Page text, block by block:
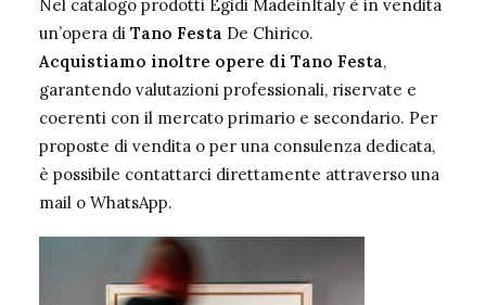
Nel catalogo prodotti Egidi MadeinItaly è in vendita
un’opera di Tano Festa De Chirico.
Acquistiamo inoltre opere di Tano Festa,
garantendo valutazioni professionali, riservate e
coerenti con il mercato primario e secondario. Per
proposte di vendita o per una consulenza dedicata,
è possibile contattarci direttamente attraverso una
mail o WhatsApp.